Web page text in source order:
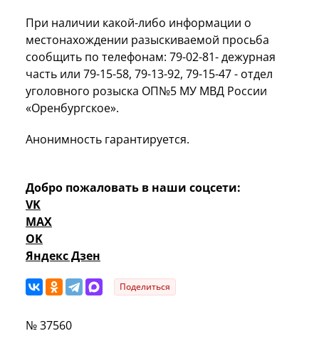
При наличии какой-либо информации о
местонахождении разыскиваемой просьба
сообщить по телефонам: 79-02-81- дежурная
часть или 79-15-58, 79-13-92, 79-15-47 - отдел
уголовного розыска ОП№5 МУ МВД России
«Оренбургское».
Анонимность гарантируется.
Добро пожаловать в наши соцсети:
VK
MAX
OK
Яндекс Дзен
Поделиться
№ 37560